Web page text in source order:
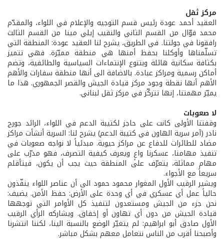
مركز ثقل
العقيد أحمد عودة رئيس قسم التوجيه والإعلام في اللواء، والمقدّم
محمد فوّال من القسم الثاني والنقيب إيلي مينا من القسم الثالث
رافقونا في جولتنا. في الطريق، يشرح لنا العقيد عودة: المنطقة التي
تسلّمناها وأوكلنا بحفظ أمنها هي منطقة مميّزة. فهي تتميز
بكثافة سكانية هائلة وبتنوع الإنتماءات السياسية والطائفية، وتضم
أماكن رسمية ومراكز عبادة. بالاضافة الى أنها منطقة سفارات والأهم
الأهم أنها نقطة وجود مركز قيادة الجيش والقصر الجمهوري. هذا ما
يميّز مهمتنا، إنها تتركّز في مركز ثقل لبناني.
لا صعوبات
وقفتنا الأولى كانت على حاجز لكتيبة الدعم في اللواء، الرائد جورج
نادر (آمر سرية الهاون في كتيبة الدعم) يشرح لنا: السرية أنشأت مراكز
مضاد للطائرات للدفاع عن مراكز حيوية. مبدئياً لا نواجه صعوبات في
تنفيذ مهامنا، عسكرنا واعٍ ويعرف كيفية التصرف، فهو مدرّب على
مهام مماثلة، يتعرّف على المنطقة حيث يجب أن يكون، فيتأقلم
سريعاً مع الأجواء.
ويشير الرقيب الأول المغوار محمود حمود الى أن عناصر اللواء ينفّذون
حالياً عمل أي عسكري في أي وحدة على الأرض: حفظ الأمن. يضيف:
نحن جزء من الجيش ومستعدون لتنفيذ كل الأوامر التي توجهها
قيادة الجيش من دون أي تهاون أو إخفاق. ويشاركه الرأي الرقيب
الأول صادق أبو ابراهيم: لم يتغيّر الوضع بالنسبة الينا، لكننا انتشرنا
وأصبحنا أقرب من الناس نتعامل معهم بشكل مباشر.